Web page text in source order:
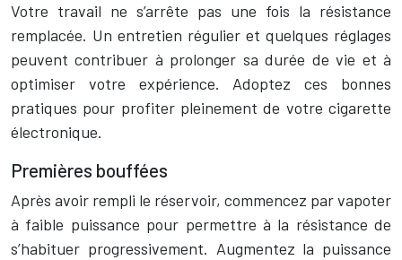
Votre travail ne s’arrête pas une fois la résistance
remplacée. Un entretien régulier et quelques réglages
peuvent contribuer à prolonger sa durée de vie et à
optimiser votre expérience. Adoptez ces bonnes
pratiques pour profiter pleinement de votre cigarette
électronique.
Premières bouffées
Après avoir rempli le réservoir, commencez par vapoter
à faible puissance pour permettre à la résistance de
s’habituer progressivement. Augmentez la puissance